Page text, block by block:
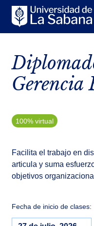
Gerencia
100% virtual
Facilita el trabajo en
articula y suma
objetivos
Fecha de inicio de clases: